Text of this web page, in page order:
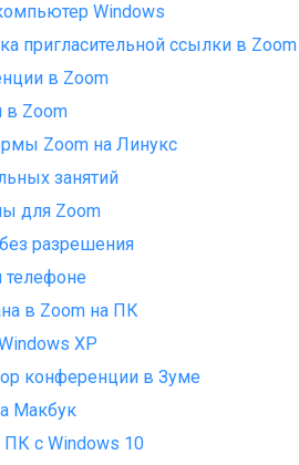
Windows
пригласительной ссылки в Zoom
в Zoom
в Zoom
Zoom на Линукс
занятий
для Zoom
разрешения
телефоне
в Zoom на ПК
XP
конференции в Зуме
Макбук
ПК с Windows 10